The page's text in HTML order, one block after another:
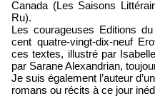
Canada (Les Saisons
Ru).
Les courageuses Editions
cent quatre-vingt-dix-neuf
ces textes, illustré par
par Sarane Alexandrian,
Je suis également l’auteur
romans ou récits à ce jour